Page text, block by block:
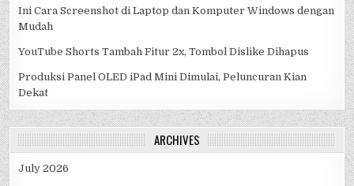
Ini Cara Screenshot di Laptop dan Komputer Windows dengan
Mudah
YouTube Shorts Tambah Fitur 2x, Tombol Dislike Dihapus
Produksi Panel OLED iPad Mini Dimulai, Peluncuran Kian
Dekat
ARCHIVES
July 2026